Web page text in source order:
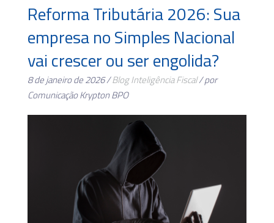
Reforma Tributária 2026: Sua
empresa no Simples Nacional
vai crescer ou ser engolida?
8 de janeiro de 2026 /BlogInteligência Fiscal/ por
Comunicação Krypton BPO